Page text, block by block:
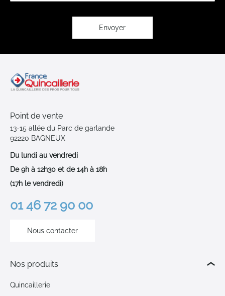
Envoyer
Point de vente
13-15 allée du Parc de garlande
92220 BAGNEUX
Du lundi au vendredi
De 9h à 12h30 et de 14h à 18h
(17h le vendredi)
01 46 72 90 00
Nous contacter
Nos produits
Quincaillerie